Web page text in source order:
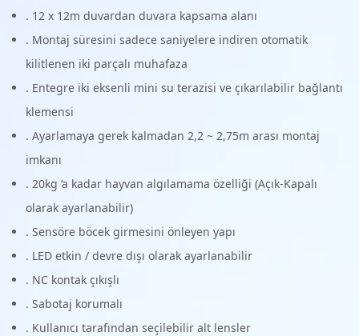
. 12 x 12m duvardan duvara kapsama alanı
. Montaj süresini sadece saniyelere indiren otomatik
kilitlenen iki parçalı muhafaza
. Entegre iki eksenli mini su terazisi ve çıkarılabilir bağlantı
klemensi
. Ayarlamaya gerek kalmadan 2,2 ~ 2,75m arası montaj
imkanı
. 20kg ‘a kadar hayvan algılamama özelliği (Açık-Kapalı
olarak ayarlanabilir)
. Sensöre böcek girmesini önleyen yapı
. LED etkin / devre dışı olarak ayarlanabilir
. NC kontak çıkışlı
. Sabotaj korumalı
. Kullanıcı tarafından seçilebilir alt lensler